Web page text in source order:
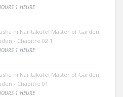
1 HEURE
ni Naritakute! Master of Garden
- Chapitre 02.1
1 HEURE
ni Naritakute! Master of Garden
- Chapitre 01
1 HEURE